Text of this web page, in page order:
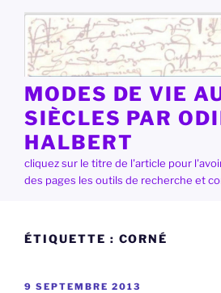
contenu
principal
MODES DE VIE
SIÈCLES PAR
HALBERT
cliquez sur le titre de l'article pour
des pages les outils de recherche et
ÉTIQUETTE : CORNÉ
PUBLIÉ
9 SEPTEMBRE 2013